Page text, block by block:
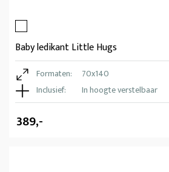
Baby ledikant Little Hugs
Formaten:
70x140
Inclusief:
In hoogte verstelbaar
389,-